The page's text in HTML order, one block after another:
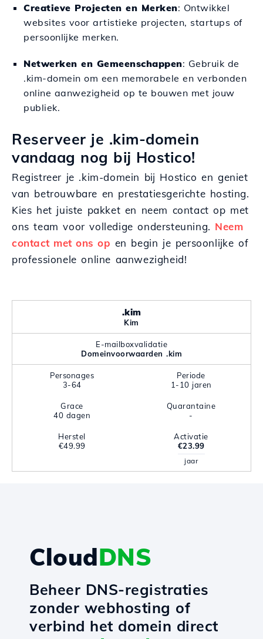
Creatieve Projecten en Merken: Ontwikkel
websites voor artistieke projecten, startups of
persoonlijke merken.
Netwerken en Gemeenschappen: Gebruik de
.kim-domein om een memorabele en verbonden
online aanwezigheid op te bouwen met jouw
publiek.
Reserveer je .kim-domein
vandaag nog bij Hostico!
Registreer je .kim-domein bij Hostico en geniet
van betrouwbare en prestatiesgerichte hosting.
Kies het juiste pakket en neem contact op met
ons team voor volledige ondersteuning. Neem
contact met ons op en begin je persoonlijke of
professionele online aanwezigheid!
.kim
Kim
E-mailboxvalidatie
Domeinvoorwaarden .kim
Personages
3-64
Periode
1-10 jaren
Grace
40 dagen
Quarantaine
-
Herstel
€49.99
Activatie
€23.99
jaar
CloudDNS
Beheer DNS-registraties
zonder webhosting of
verbind het domein direct